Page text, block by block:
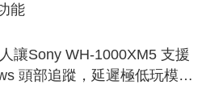
能
讓Sony WH-1000XM5 支援
頭部追蹤，延遲極低玩模擬